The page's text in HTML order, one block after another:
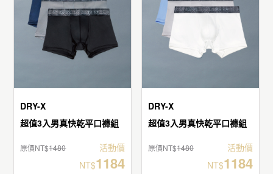
DRY-X
超值3入男真快乾平口褲組
原價NT$1480
活動價
NT$1184
DRY-X
超值3入男真快乾平口褲組
原價NT$1480
活動價
NT$1184